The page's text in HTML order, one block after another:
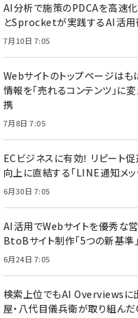
AI分析で施策のPDCAを高速
とSprocketが実践するAI活用
7月10日 7:05
Webサイトのトップページはも
情報を「売れるコンテンツ」に
携
7月8日 7:05
ECビジネスに有効！ リピート
向上に直結する「LINE通知メッ
6月30日 7:05
AI活用でWebサイトを優秀な
BtoBサイト制作「5つの新基準
6月24日 7:05
検索上位でもAI Overviewsに
屋・八代目儀兵衛が取り組ん